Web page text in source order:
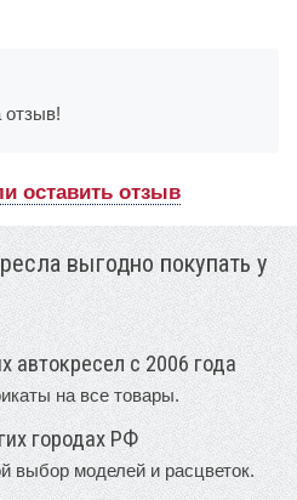
оставить отзыв
выгодно покупать у
автокресел с 2006 года
на все товары.
городах РФ
выбор моделей и расцветок.